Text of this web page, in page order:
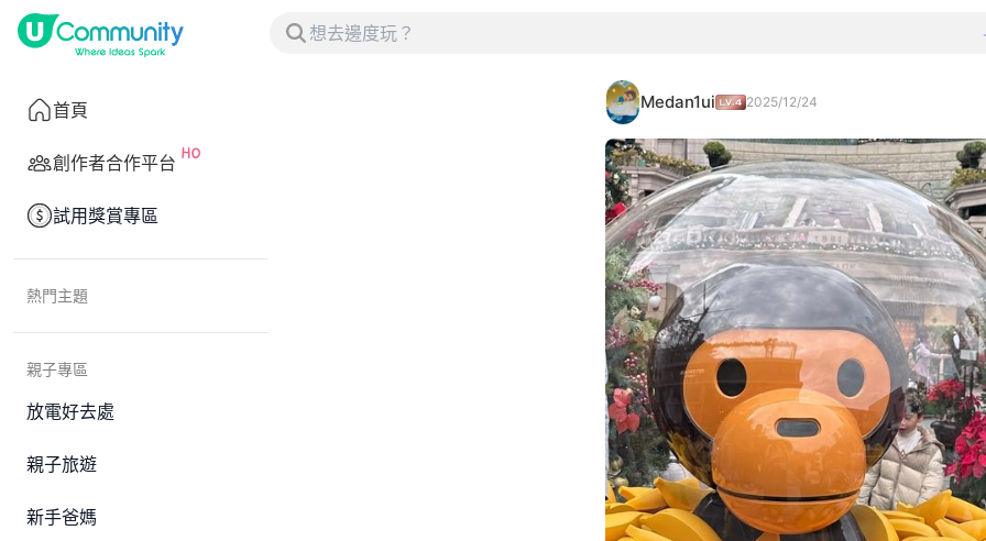
首頁
創作者合作平台
試用獎賞專區
熱門主題
親子專區
放電好去處
親子旅遊
新手爸媽
Medan1ui 2025/12/24